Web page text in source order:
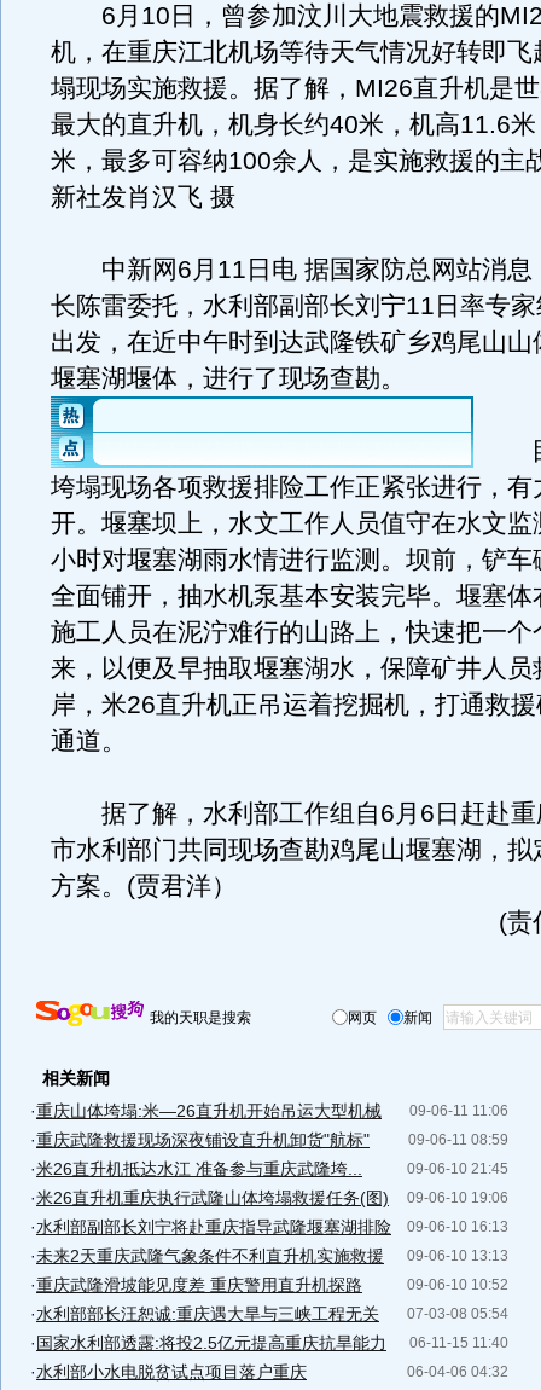
6月10日，曾参加汶川大地震救援的
机，在重庆江北机场等待天气情况好转即飞
塌现场实施救援。据了解，MI26直升机是
最大的直升机，机身长约40米，机高11.6
米，最多可容纳100余人，是实施救援的主
新社发肖汉飞 摄
中新网6月11日电 据国家防总网站消息
长陈雷委托，水利部副部长刘宁11日率专
出发，在近中午时到达武隆铁矿乡鸡尾山山
堰塞湖堰体，进行了现场查勘。
目
垮塌现场各项救援排险工作正紧张进行，有
开。堰塞坝上，水文工作人员值守在水文
小时对堰塞湖雨水情进行监测。坝前，铲车
全面铺开，抽水机泵基本安装完毕。堰塞体
施工人员在泥泞难行的山路上，快速把一个
来，以便及早抽取堰塞湖水，保障矿井人员
岸，米26直升机正吊运着挖掘机，打通救
通道。
据了解，水利部工作组自6月6日赶赴重
市水利部门共同现场查勘鸡尾山堰塞湖，拟
方案。(贾君洋）
(责
我的天职是搜索 网页 新闻
相关新闻
09-06-11 11:06
·重庆山体垮塌:米—26直升机开始吊运大型机械
09-06-11 08:59
·重庆武隆救援现场深夜铺设直升机卸货"航标"
09-06-10 21:45
·米26直升机抵达水江 准备参与重庆武隆垮...
09-06-10 19:06
·米26直升机重庆执行武隆山体垮塌救援任务(图)
09-06-10 16:13
·水利部副部长刘宁将赴重庆指导武隆堰塞湖排险
09-06-10 13:13
·未来2天重庆武隆气象条件不利直升机实施救援
09-06-10 10:52
·重庆武隆滑坡能见度差 重庆警用直升机探路
07-03-08 05:54
·水利部部长汪恕诚:重庆遇大旱与三峡工程无关
06-11-15 11:40
· 国家水利部透露:将投2.5亿元提高重庆抗旱能力
06-04-06 04:32
·水利部小水电脱贫试点项目落户重庆